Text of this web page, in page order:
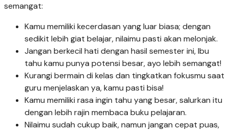
semangat:
Kamu memiliki kecerdasan yang luar biasa; dengan
sedikit lebih giat belajar, nilaimu pasti akan melonjak.
Jangan berkecil hati dengan hasil semester ini, Ibu
tahu kamu punya potensi besar, ayo lebih semangat!
Kurangi bermain di kelas dan tingkatkan fokusmu saat
guru menjelaskan ya, kamu pasti bisa!
Kamu memiliki rasa ingin tahu yang besar, salurkan itu
dengan lebih rajin membaca buku pelajaran.
Nilaimu sudah cukup baik, namun jangan cepat puas,